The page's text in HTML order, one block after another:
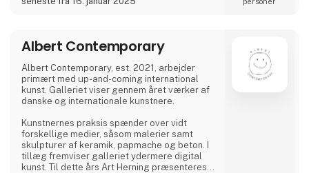
Albert Contemporary
Albert Contemporary, est. 2021, arbejder
primært med up-and-coming international
kunst. Galleriet viser gennem året værker af
danske og internationale kunstnere.
Kunstnernes praksis spænder over vidt
forskellige medier, såsom malerier samt
skulpturer af keramik, papmache og beton. I
tillæg fremviser galleriet ydermere digital
kunst. Til dette års Art Herning præsenteres